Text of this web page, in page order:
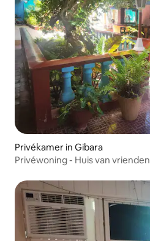
Privékamer in Gibara
Privéwoning - Huis van vrienden